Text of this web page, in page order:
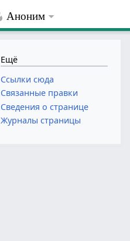
Аноним
Ещё
Ссылки сюда
Связанные правки
Сведения о странице
Журналы страницы